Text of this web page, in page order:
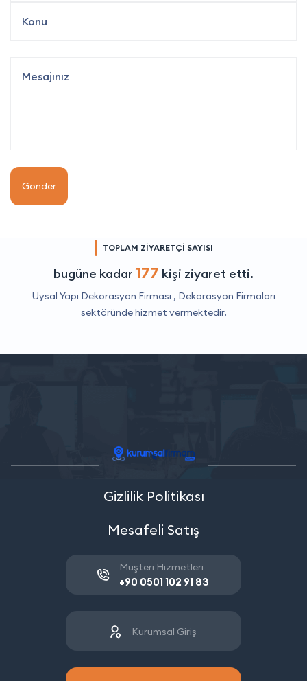
Gönder
TOPLAM ZİYARETÇİ SAYISI
bugüne kadar 177 kişi ziyaret etti.
Uysal Yapı Dekorasyon Firması , Dekorasyon Firmaları
sektöründe hizmet vermektedir.
Gizlilik Politikası
Mesafeli Satış
Müşteri Hizmetleri
+90 0501 102 91 83
Kurumsal Giriş